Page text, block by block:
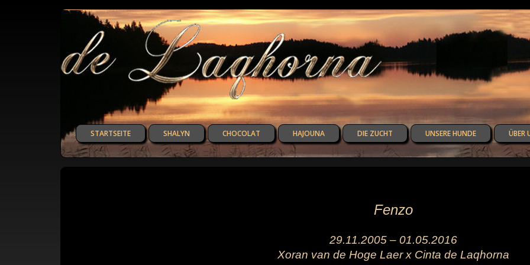
STARTSEITE SHALYN CHOCOLAT HAJOUNA DIE ZUCHT UNSERE HUNDE ÜBER
Fenzo
29.11.2005 – 01.05.2016
Xoran van de Hoge Laer x Cinta de Laqhorna